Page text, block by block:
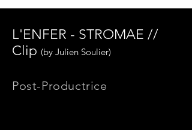
L'ENFER - STROMAE //
Clip (by Julien Soulier)
Post-Productrice